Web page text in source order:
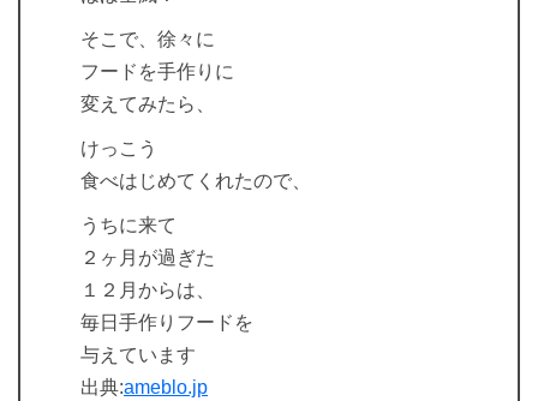
そこで、徐々に
フードを手作りに
変えてみたら、
けっこう
食べはじめてくれたので、
うちに来て
２ヶ月が過ぎた
１２月からは、
毎日手作りフードを
与えています
出典:ameblo.jp